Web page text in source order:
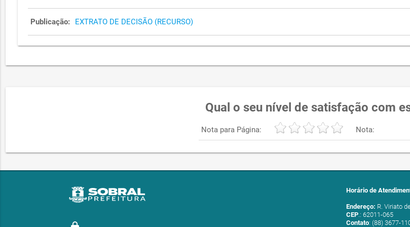
Publicação: EXTRATO DE DECISÃO (RECURSO)
Qual o seu nível de satisfação com
Nota para Página: Nota:
Horário de
Endereço: R. Viriato
CEP.: 62011-065
Contato: (88) 3677-